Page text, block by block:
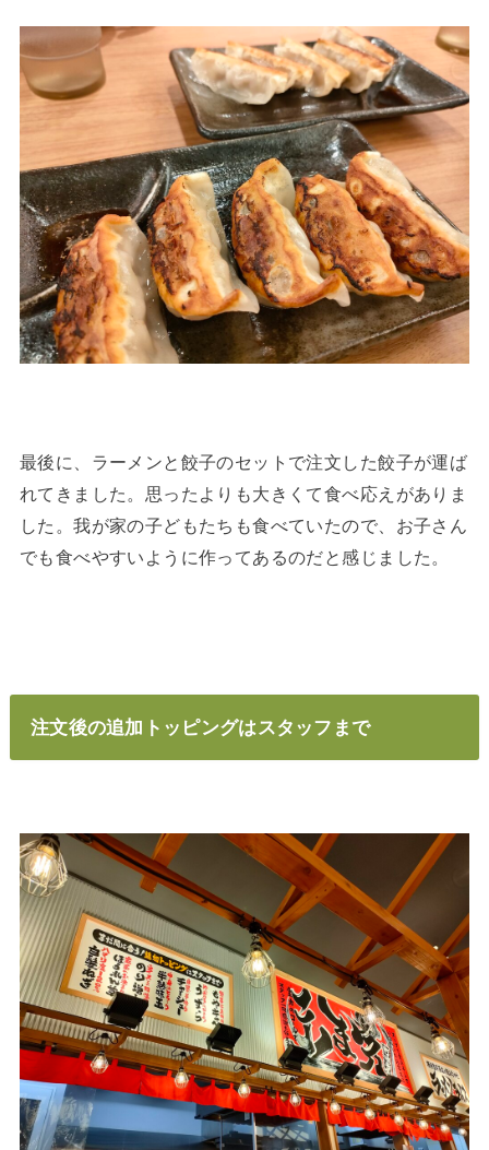
最後に、ラーメンと餃子のセットで注文した餃子が運ば
れてきました。思ったよりも大きくて食べ応えがありま
した。我が家の子どもたちも食べていたので、お子さん
でも食べやすいように作ってあるのだと感じました。
注文後の追加トッピングはスタッフまで